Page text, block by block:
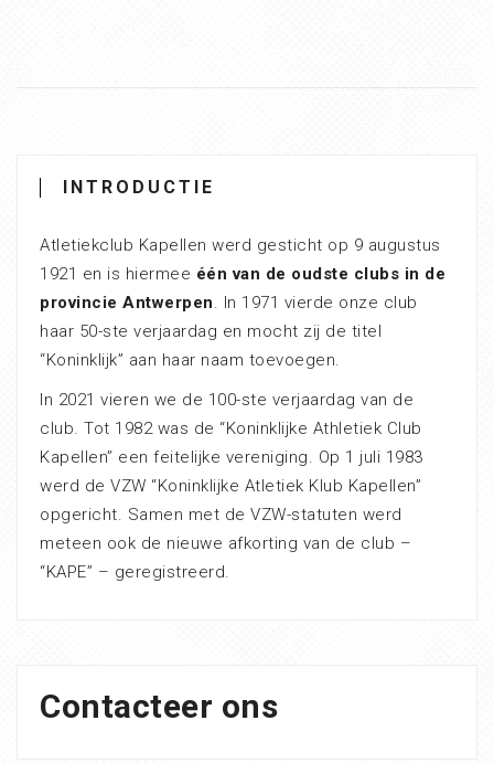
INTRODUCTIE
Atletiekclub Kapellen werd gesticht op 9 augustus
1921 en is hiermee één van de oudste clubs in de
provincie Antwerpen. In 1971 vierde onze club
haar 50-ste verjaardag en mocht zij de titel
“Koninklijk” aan haar naam toevoegen.
In 2021 vieren we de 100-ste verjaardag van de
club. Tot 1982 was de “Koninklijke Athletiek Club
Kapellen” een feitelijke vereniging. Op 1 juli 1983
werd de VZW “Koninklijke Atletiek Klub Kapellen”
opgericht. Samen met de VZW-statuten werd
meteen ook de nieuwe afkorting van de club –
“KAPE” – geregistreerd.
Contacteer ons